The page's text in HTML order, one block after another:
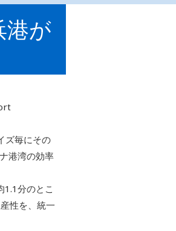
港が
ズ毎にその
港湾の効率
1.1分のとこ
性を、統一